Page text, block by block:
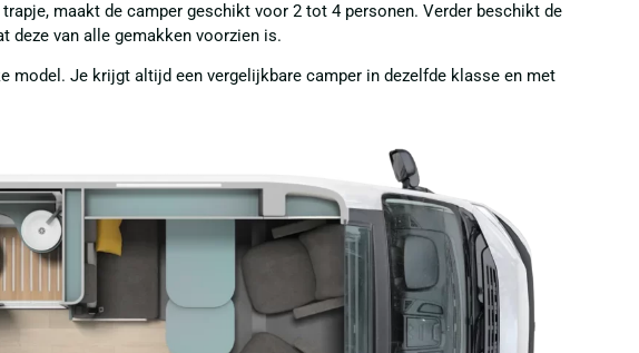
maakt de camper geschikt voor 2 tot 4 personen. Verder beschikt de
deze van alle gemakken voorzien is.
model. Je krijgt altijd een vergelijkbare camper in dezelfde klasse en met